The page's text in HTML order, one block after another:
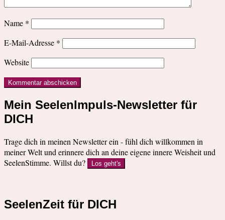
Name *
E-Mail-Adresse *
Website
Mein SeelenImpuls-Newsletter für
DICH
Trage dich in meinen Newsletter ein - fühl dich willkommen in
meiner Welt und erinnere dich an deine eigene innere Weisheit und
SeelenStimme. Willst du?
Los geht's
SeelenZeit für DICH